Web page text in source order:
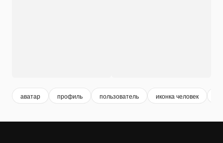
аватар профиль пользователь иконка человек